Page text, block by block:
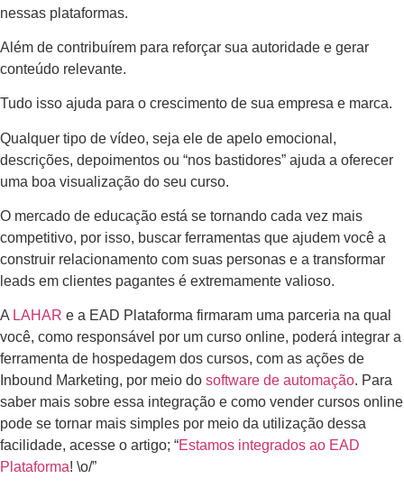
nessas plataformas.
Além de contribuírem para reforçar sua autoridade e gerar
conteúdo relevante.
Tudo isso ajuda para o crescimento de sua empresa e marca.
Qualquer tipo de vídeo, seja ele de apelo emocional,
descrições, depoimentos ou “nos bastidores” ajuda a oferecer
uma boa visualização do seu curso.
O mercado de educação está se tornando cada vez mais
competitivo, por isso, buscar ferramentas que ajudem você a
construir relacionamento com suas personas e a transformar
leads em clientes pagantes é extremamente valioso.
A LAHAR e a EAD Plataforma firmaram uma parceria na qual
você, como responsável por um curso online, poderá integrar a
ferramenta de hospedagem dos cursos, com as ações de
Inbound Marketing, por meio do software de automação. Para
saber mais sobre essa integração e como vender cursos online
pode se tornar mais simples por meio da utilização dessa
facilidade, acesse o artigo; “Estamos integrados ao EAD
Plataforma! \o/”